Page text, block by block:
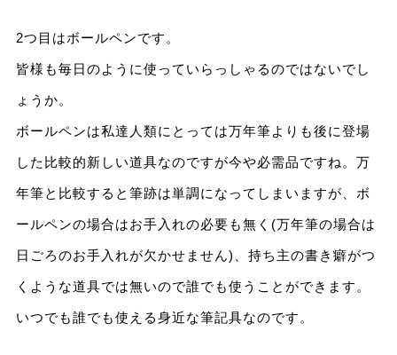
2つ目はボールペンです。
皆様も毎日のように使っていらっしゃるのではないでし
ょうか。
ボールペンは私達人類にとっては万年筆よりも後に登場
した比較的新しい道具なのですが今や必需品ですね。万
年筆と比較すると筆跡は単調になってしまいますが、ボ
ールペンの場合はお手入れの必要も無く(万年筆の場合は
日ごろのお手入れが欠かせません)、持ち主の書き癖がつ
くような道具では無いので誰でも使うことができます。
いつでも誰でも使える身近な筆記具なのです。